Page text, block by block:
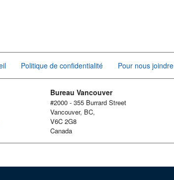
Politique de confidentialité Pour nous joindre
Bureau Vancouver
#2000 - 355 Burrard Street
Vancouver, BC,
V6C 2G8
Canada